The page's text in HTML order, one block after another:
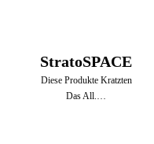
StratoSPACE
Diese Produkte Kratzten
Das All.…